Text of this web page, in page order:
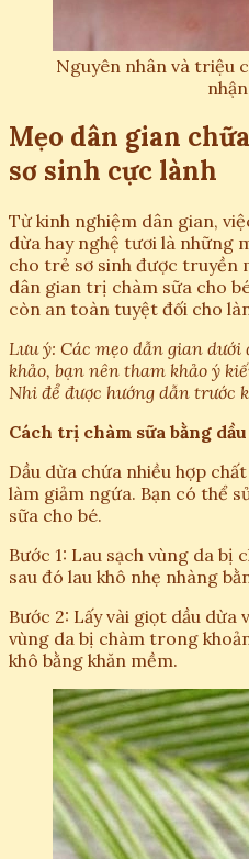
Nguyên nhân và triệu
Mẹo dân gian
sơ sinh cực lành
Từ kinh nghiệm dân gian,
dừa hay nghệ tươi là những
cho trẻ sơ sinh được truyền
dân gian trị chàm sữa cho
còn an toàn tuyệt đối cho
Lưu ý: Các mẹo dẫn gian
khảo, bạn nên tham khảo ý
Nhi để được hướng dẫn trước
Cách trị chàm sữa bằng
Dầu dừa chứa nhiều hợp
làm giảm ngứa. Bạn có thể
sữa cho bé.
Bước 1: Lau sạch vùng da bị
sau đó lau khô nhẹ nhàng
Bước 2: Lấy vài giọt dầu dừa
vùng da bị chàm trong
khô bằng khăn mềm.